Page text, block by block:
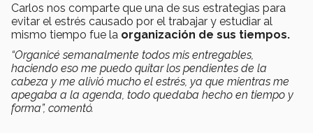
Carlos nos comparte que una de sus estrategias para
evitar el estrés causado por el trabajar y estudiar al
mismo tiempo fue la organización de sus tiempos.
“Organicé semanalmente todos mis entregables,
haciendo eso me puedo quitar los pendientes de la
cabeza y me alivió mucho el estrés, ya que mientras me
apegaba a la agenda, todo quedaba hecho en tiempo y
forma”, comentó.